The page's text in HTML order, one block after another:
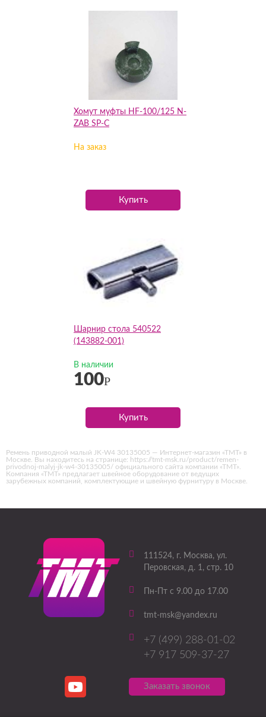
Хомут муфты HF-100/125 N-
ZAB SP-C
На заказ
Купить
Шарнир стола 540522
(143882-001)
В наличии
100Р
Купить
Ремень приводной малый JK-W4 30135005 — Интернет-магазин «ТМТ» в
Москве. Вы находитесь на странице: https://tmt-msk.ru/product/remen-
privodnoj-malyj-jk-w4-30135005/ официального сайта компании «ТМТ».
Компания «ТМТ» предлагает швейное оборудование от ведущих
зарубежных компаний, комплектующие и швейную фурнитуру в Москве.
111524, г. Москва, ул.
Перовская, д. 1, стр. 10
Пн-Пт с 9.00 до 17.00
tmt-msk@yandex.ru
+7 (499) 288-01-02
+7 917 509-37-27
Заказать звонок